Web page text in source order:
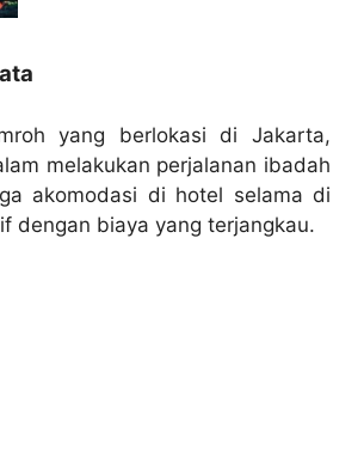
yang berlokasi di Jakarta,
melakukan perjalanan ibadah
akomodasi di hotel selama di
dengan biaya yang terjangkau.